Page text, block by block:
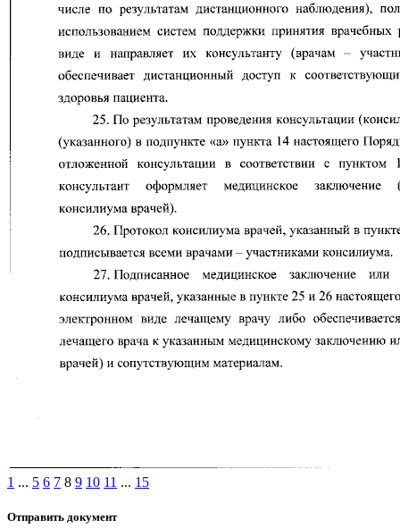
1 ... 5 6 7 8 9 10 11 ... 15
Отправить документ